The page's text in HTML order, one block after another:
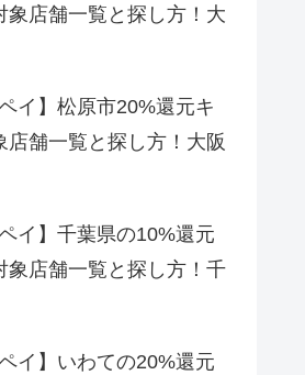
象店舗一覧と探し方！大
イ】松原市20%還元キ
店舗一覧と探し方！大阪
イ】千葉県の10%還元
象店舗一覧と探し方！千
イ】いわての20%還元